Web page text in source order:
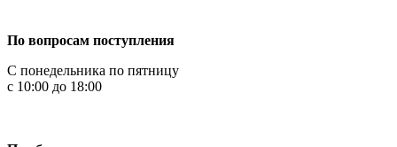
По вопросам поступления
С понедельника по пятницу
с 10:00 до 18:00